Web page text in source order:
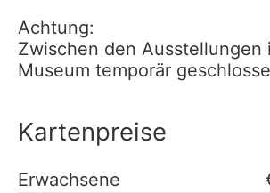
Achtung:
Zwischen den Ausstellungen
Museum temporär
Kartenpreise
Erwachsene